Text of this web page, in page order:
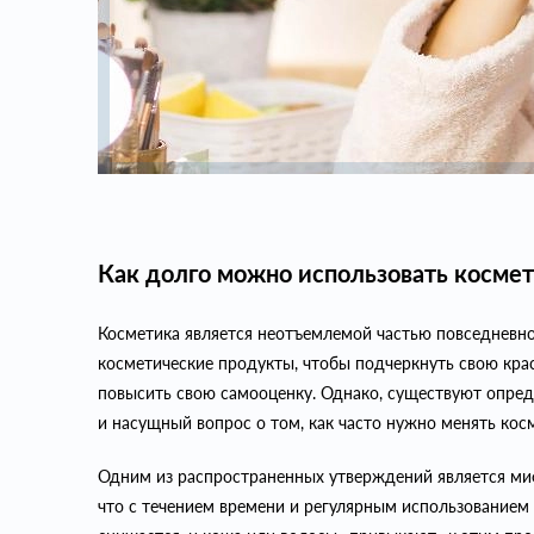
Как долго можно использовать
Косметика является неотъемлемой частью
косметические продукты, чтобы подчеркнуть свою
повысить свою самооценку. Однако, существуют
и насущный вопрос о том, как часто нужно менять
Одним из распространенных утверждений является
что с течением времени и регулярным